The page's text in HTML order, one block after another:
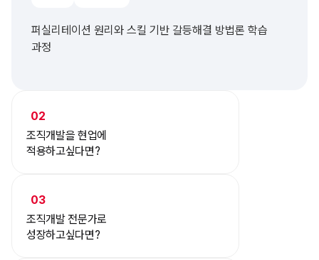
퍼실리테이션 원리와 스킬 기반 갈등해결 방법론 학습
과정
02
조직개발을 현업에
적용하고싶다면?
03
조직개발 전문가로
성장하고싶다면?